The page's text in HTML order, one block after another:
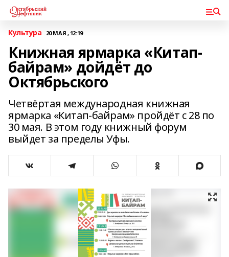
Культура 20 МАЯ , 12:19
Книжная ярмарка «Китап-
байрам» дойдёт до
Октябрьского
Четвёртая международная книжная
ярмарка «Китап-байрам» пройдёт с 28 по
30 мая. В этом году книжный форум
выйдет за пределы Уфы.